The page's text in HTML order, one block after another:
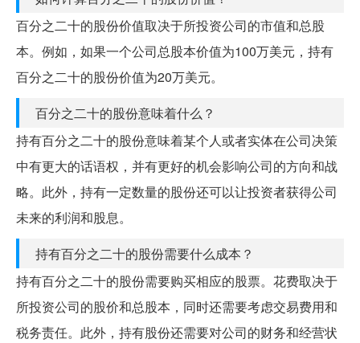
百分之二十的股份价值取决于所投资公司的市值和总股
本。例如，如果一个公司总股本价值为100万美元，持有
百分之二十的股份价值为20万美元。
百分之二十的股份意味着什么？
持有百分之二十的股份意味着某个人或者实体在公司决策
中有更大的话语权，并有更好的机会影响公司的方向和战
略。此外，持有一定数量的股份还可以让投资者获得公司
未来的利润和股息。
持有百分之二十的股份需要什么成本？
持有百分之二十的股份需要购买相应的股票。花费取决于
所投资公司的股价和总股本，同时还需要考虑交易费用和
税务责任。此外，持有股份还需要对公司的财务和经营状